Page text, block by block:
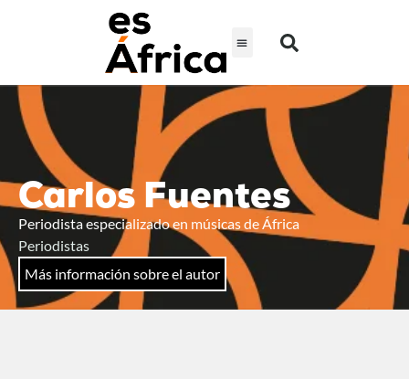
Carlos Fuentes
Periodista especializado en músicas de África
Periodistas
Más información sobre el autor